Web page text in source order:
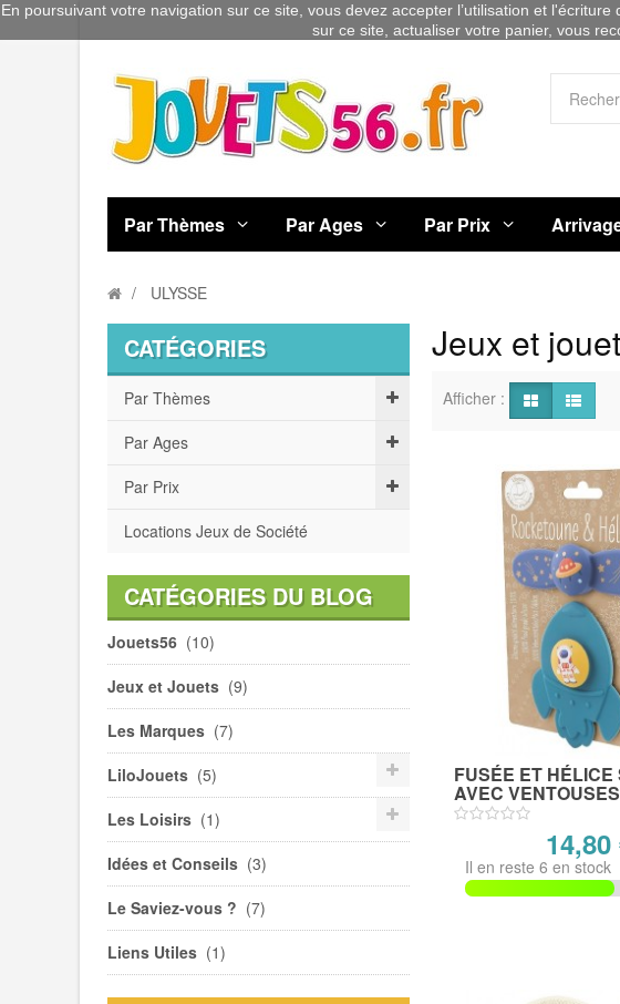
Par Thèmes Par Ages Par Prix
ULYSSE
CATÉGORIES
Par Thèmes
Par Ages
Par Prix
Locations Jeux de Société
CATÉGORIES DU BLOG
Jouets56 (10)
Jeux et Jouets (9)
Les Marques (7)
LiloJouets (5)
Les Loisirs (1)
Idées et Conseils (3)
Le Saviez-vous ? (7)
Liens Utiles (1)
Jeux et
Afficher :
FUSÉE ET HÉLICE
AVEC
14,80
Il en reste 6 en stock
En poursuivant votre navigation sur ce site, vous devez accepter l’utilisation et
sur ce site, actualiser votre panier, vous